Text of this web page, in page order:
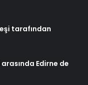
tarafından
Edirne de